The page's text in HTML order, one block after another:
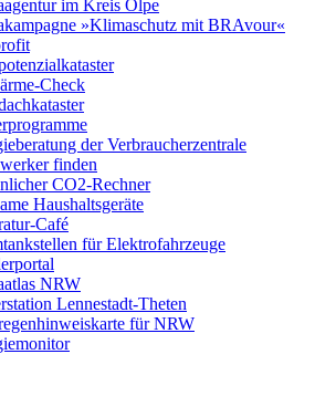
im Kreis Olpe
»Klimaschutz mit BRAvour«
Check
der Verbraucherzentrale
finden
CO2-Rechner
Haushaltsgeräte
Café
für Elektrofahrzeuge
NRW
Lennestadt-Theten
für NRW